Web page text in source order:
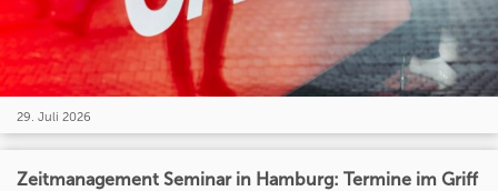
29. Juli 2026
Zeitmanagement Seminar in Hamburg: Termine im Griff